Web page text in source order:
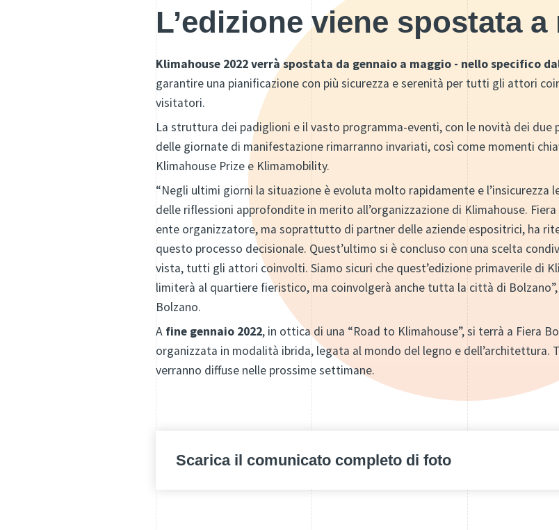
L’edizione viene spostata
Klimahouse 2022 verrà spostata da gennaio a maggio - nello specifico
garantire una pianificazione con più sicurezza e serenità per tutti gli attori
visitatori.
La struttura dei padiglioni e il vasto programma-eventi, con le novità dei due
delle giornate di manifestazione rimarranno invariati, così come momenti
Klimahouse Prize e Klimamobility.
“Negli ultimi giorni la situazione è evoluta molto rapidamente e l’insicurezza
delle riflessioni approfondite in merito all’organizzazione di Klimahouse.
ente organizzatore, ma soprattutto di partner delle aziende espositrici, ha
questo processo decisionale. Quest’ultimo si è concluso con una scelta
vista, tutti gli attori coinvolti. Siamo sicuri che quest’edizione primaverile di
limiterà al quartiere fieristico, ma coinvolgerà anche tutta la città di
Bolzano.
A fine gennaio 2022, in ottica di una “Road to Klimahouse”, si terrà a Fiera
organizzata in modalità ibrida, legata al mondo del legno e dell’architettura.
verranno diffuse nelle prossime settimane.
Scarica il comunicato completo di foto